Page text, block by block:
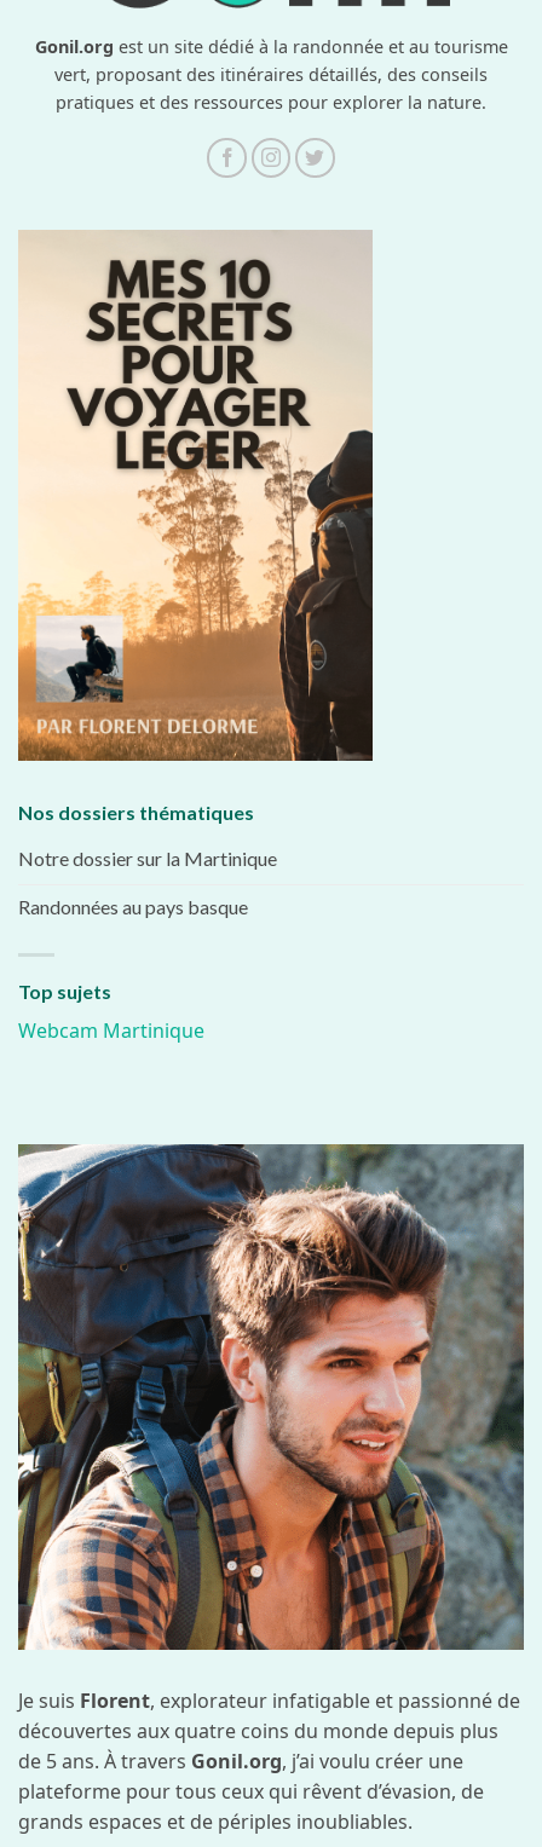
Gonil.org est un site dédié à la randonnée et au tourisme
vert, proposant des itinéraires détaillés, des conseils
pratiques et des ressources pour explorer la nature.
Nos dossiers thématiques
Notre dossier sur la Martinique
Randonnées au pays basque
Top sujets
Webcam Martinique
Je suis Florent, explorateur infatigable et passionné de
découvertes aux quatre coins du monde depuis plus
de 5 ans. À travers Gonil.org, j’ai voulu créer une
plateforme pour tous ceux qui rêvent d’évasion, de
grands espaces et de périples inoubliables.